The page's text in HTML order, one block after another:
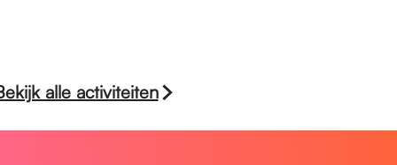
alle activiteiten